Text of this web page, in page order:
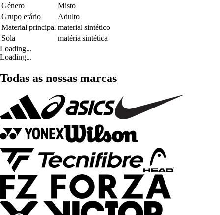
Género
Misto
Grupo etário
Adulto
Material principal material sintético
Sola
matéria sintética
Loading...
Loading...
Todas as nossas marcas